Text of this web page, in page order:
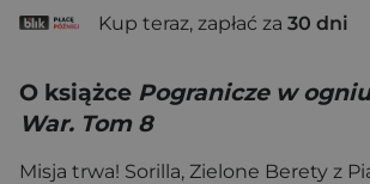
Kup teraz, zapłać za 30 dni
O książce Pogranicze w
War. Tom 8
Misja trwa! Sorilla, Zielone Berety z